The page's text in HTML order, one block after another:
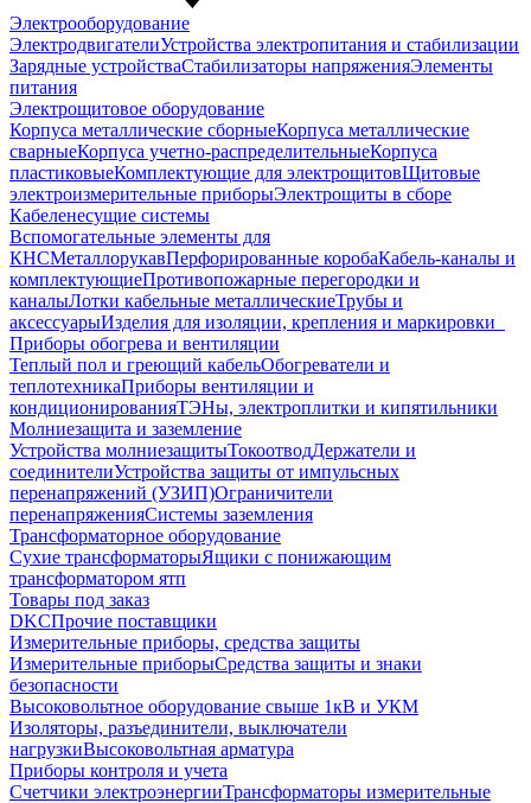
Электрооборудование
ЭлектродвигателиУстройства электропитания и стабилизации
Зарядные устройстваСтабилизаторы напряженияЭлементы
питания
Электрощитовое оборудование
Корпуса металлические сборныеКорпуса металлические
сварныеКорпуса учетно-распределительныеКорпуса
пластиковыеКомплектующие для электрощитовЩитовые
электроизмерительные приборыЭлектрощиты в сборе
Кабеленесущие системы
Вспомогательные элементы для
КНСМеталлорукавПерфорированные коробаКабель-каналы и
комплектующиеПротивопожарные перегородки и
каналыЛотки кабельные металлическиеТрубы и
аксессуарыИзделия для изоляции, крепления и маркировки
Приборы обогрева и вентиляции
Теплый пол и греющий кабельОбогреватели и
теплотехникаПриборы вентиляции и
кондиционированияТЭНы, электроплитки и кипятильники
Молниезащита и заземление
Устройства молниезащитыТокоотводДержатели и
соединителиУстройства защиты от импульсных
перенапряжений (УЗИП)Ограничители
перенапряженияСистемы заземления
Трансформаторное оборудование
Сухие трансформаторыЯщики с понижающим
трансформатором ятп
Товары под заказ
DKCПрочие поставщики
Измерительные приборы, средства защиты
Измерительные приборыСредства защиты и знаки
безопасности
Высоковольтное оборудование свыше 1кВ и УКМ
Изоляторы, разъединители, выключатели
нагрузкиВысоковольтная арматура
Приборы контроля и учета
Счетчики электроэнергииТрансформаторы измерительные